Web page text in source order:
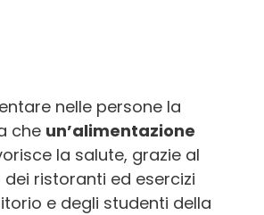
nelle persone la
che un’alimentazione
la salute, grazie al
ristoranti ed esercizi
e degli studenti della